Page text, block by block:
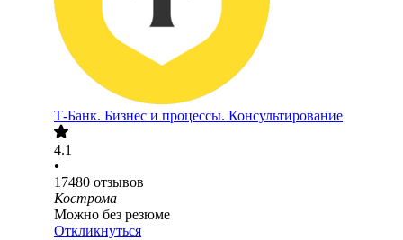
Т-Банк. Бизнес и процессы. Консультирование
4.1
•
17480 отзывов
Кострома
Можно без резюме
Откликнуться